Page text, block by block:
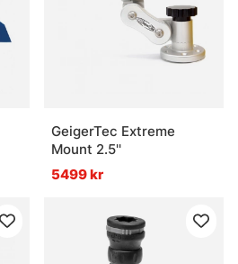
GeigerTec Extreme
Mount 2.5''
5499 kr